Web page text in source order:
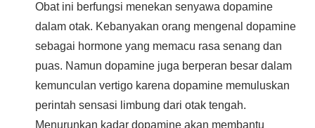
Obat ini berfungsi menekan senyawa dopamine
dalam otak. Kebanyakan orang mengenal dopamine
sebagai hormone yang memacu rasa senang dan
puas. Namun dopamine juga berperan besar dalam
kemunculan vertigo karena dopamine memuluskan
perintah sensasi limbung dari otak tengah.
Menurunkan kadar dopamine akan membantu